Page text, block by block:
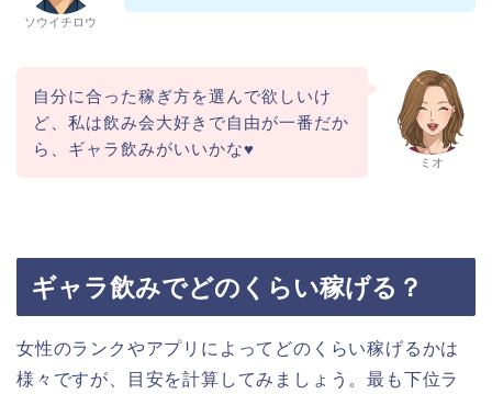
ソウイチロウ
ミオ
自分に合った稼ぎ方を選んで欲しいけ
ど、私は飲み会大好きで自由が一番だか
ら、ギャラ飲みがいいかな♥
ギャラ飲みでどのくらい稼げる？
女性のランクやアプリによってどのくらい稼げるかは
様々ですが、目安を計算してみましょう。最も下位ラ